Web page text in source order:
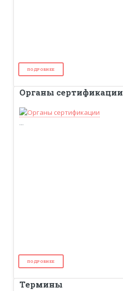
ПОДРОБНЕЕ
Органы сертификации
...
ПОДРОБНЕЕ
Термины